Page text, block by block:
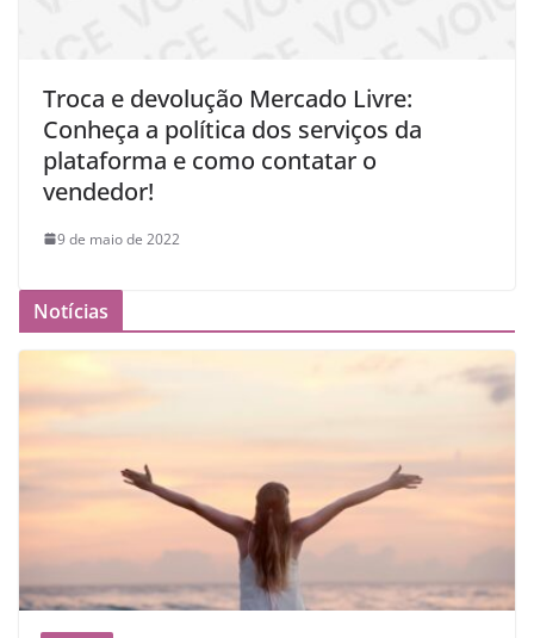
Troca e devolução Mercado Livre:
Conheça a política dos serviços da
plataforma e como contatar o
vendedor!
9 de maio de 2022
Notícias